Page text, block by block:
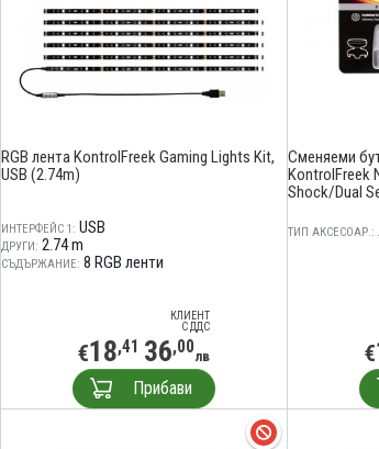
RGB лента KontrolFreek Gaming Lights Kit,
USB (2.74m)
ИНТЕРФЕЙС 1: USB
ДРУГИ: 2.74 m
СЪДЪРЖАНИЕ: 8 RGB ленти
КЛИЕНТ
С ДДС
€18,41 36,00лв
Прибави
Сменяеми
KontrolFreek
Shock/Dual
ТИП АКСЕСОАР.:
€